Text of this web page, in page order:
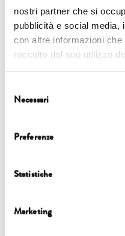
nostri partner che si
pubblicità e social media,
con altre informazioni
raccolto dal suo utilizzo
delNecessari
Preferenze
Statistiche
Marketing